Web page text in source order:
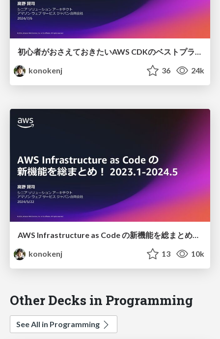
初心者がおさえておきたいAWS CDKのベストプラクティス 2024
konokenj
36 24k
AWS Infrastructure as Code の新機能を総まとめ！ 2023.1-2024.5
konokenj
13 10k
Other Decks in Programming
See All in Programming